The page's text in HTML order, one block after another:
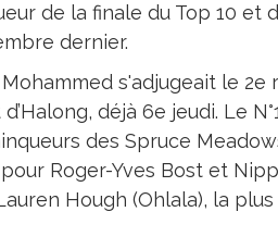
de la finale du Top 10 et
dernier.
s'adjugeait le
déjà 6e jeudi. Le
des Spruce
Roger-Yves Bost et
Hough (Ohlala), la